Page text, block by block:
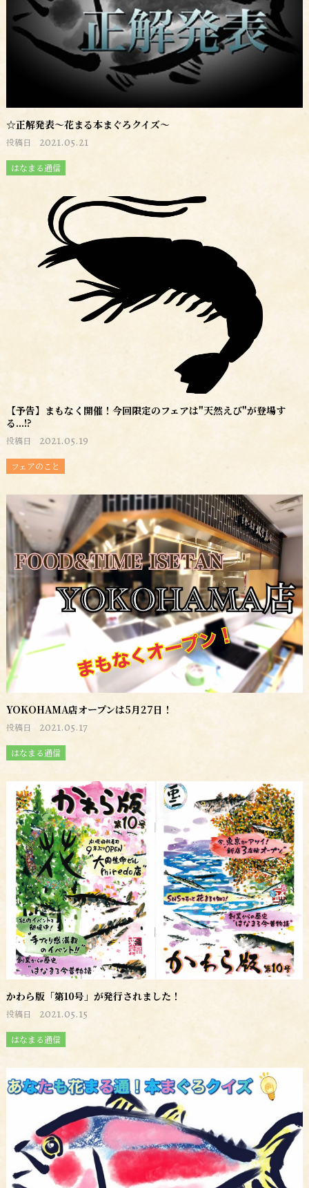
☆正解発表～花まる本まぐろクイズ～
投稿日 2021.05.21
はなまる通信
【予告】まもなく開催！今回限定のフェアは"天然えび"が登場す
る...!?
投稿日 2021.05.19
フェアのこと
YOKOHAMA店オープンは5月27日！
投稿日 2021.05.17
はなまる通信
かわら版「第10号」が発行されました！
投稿日 2021.05.15
はなまる通信